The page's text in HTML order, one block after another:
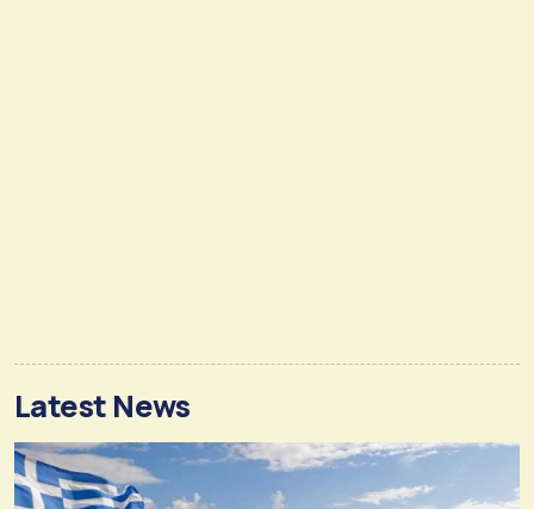
Latest News